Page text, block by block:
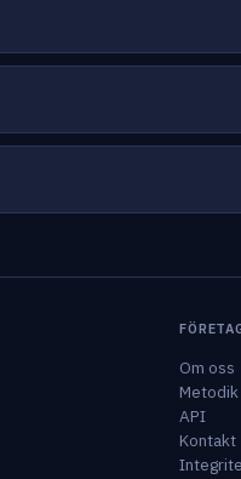
Om oss
Metodik
API
Kontakt